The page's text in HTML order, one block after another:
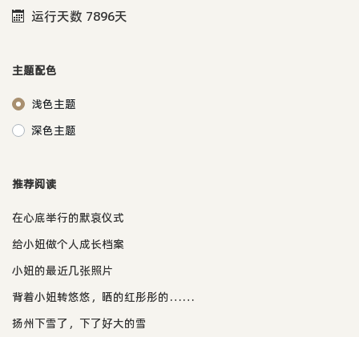
运行天数 7896天
主题配色
浅色主题
深色主题
推荐阅读
在心底举行的默哀仪式
给小妞做个人成长档案
小妞的最近几张照片
背着小妞转悠悠，晒的红彤彤的……
扬州下雪了，下了好大的雪